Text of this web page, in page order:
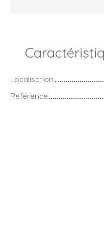
Localisation
Référence